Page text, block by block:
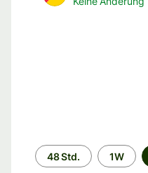
Zeitraum
48 Std. 1W